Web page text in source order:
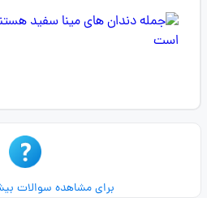
برای مشاهده سوالات